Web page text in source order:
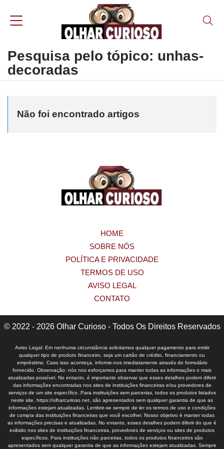
Pesquisa pelo tópico: unhas-
decoradas
Não foi encontrado artigos
HOME
SOBRE NÓS
POLÍTICA E PRIVACIDADE
TERMOS DE USO
AVISO LEGAL
CONTATO
© 2022 - 2026 Olhar Curioso - Todos Os Direitos Reservados
Aviso Legal: Em nenhuma circunstância solicitamos qualquer pagamento para emitir
qualquer tipo de produto financeiro, seja um cartão de crédito, financiamento ou
empréstimo. Caso isso aconteça, informe-nos imediatamente através do formulário
fornecido. Observação: nós nos esforçamos para manter todas as informações o mais
atualizadas possível. No entanto, é importante observar que esses detalhes podem diferir
das informações encontradas nos sites de instituições financeiras e/ou provedores de
serviços de um site específico. Para instituições sem parcerias, todos os produtos listados
neste site, https://olharcurioso.net, são apresentados sem qualquer garantia de que as
informações estejam atualizadas. Lembre-se sempre de ler os termos de uso e condições
de compra das instituições financeiras que você escolher. Nosso objetivo é manter todas
as informações precisas e atualizadas. No entanto, esses detalhes podem diferir do que é
exibido nos sites de instituições financeiras, provedores de serviços ou sites de produtos
específicos. Para instituições não parceiras, todos os produtos financeiros são
apresentados sem qualquer garantia de que as informações estejam atualizadas. Sempre